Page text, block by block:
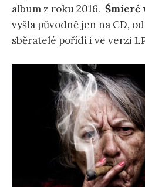
album z roku 2016. Śmierć
vyšla původně jen na CD,
sběratelé pořídí i ve verzi